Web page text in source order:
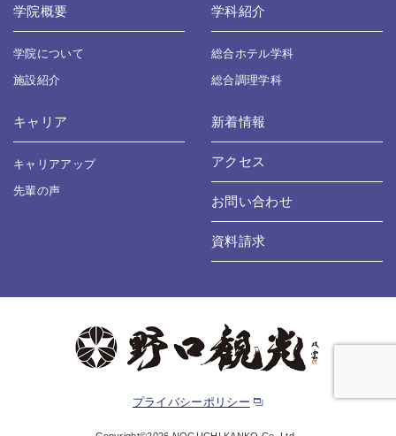
学院概要
学院について
施設紹介
学科紹介
総合ホテル学科
総合調理学科
キャリア
キャリアアップ
先輩の声
新着情報
アクセス
お問い合わせ
資料請求
プライバシーポリシー